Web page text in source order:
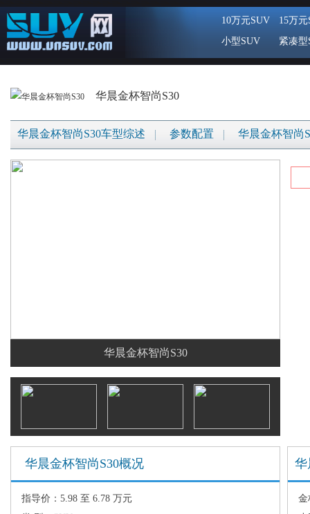
10万元SUV
15万
小型SUV
紧凑型
华晨金杯智尚S30
华晨金杯智尚S30车型综述 参数配置 华晨金杯智尚
华晨金杯智尚S30
华晨金杯智尚S30概况
指导价：5.98 至 6.78 万元
华
金